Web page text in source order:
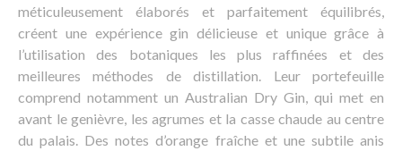
méticuleusement élaborés et parfaitement équilibrés,
créent une expérience gin délicieuse et unique grâce à
l’utilisation des botaniques les plus raffinées et des
meilleures méthodes de distillation. Leur portefeuille
comprend notamment un Australian Dry Gin, qui met en
avant le genièvre, les agrumes et la casse chaude au centre
du palais. Des notes d’orange fraîche et une subtile anis